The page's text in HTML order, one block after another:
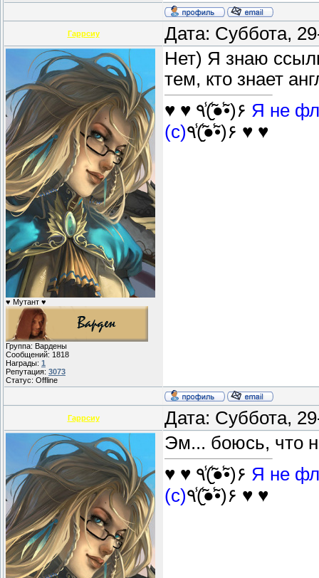
Гаррсиу Дата: Суббота,
♥ Мутант ♥
Группа: Вардены
Сообщений: 1818
Награды: 1
Репутация: 3073
Статус: Offline
Нет) Я знаю
тем, кто знает
♥ ♥ ٩(̾●̮̮̃̾•̃̾)۶ Я не
(с) ٩(̾●̮̮̃̾•̃̾)۶ ♥ ♥
Гаррсиу Дата: Суббота,
Эм... боюсь, что
♥ ♥ ٩(̾●̮̮̃̾•̃̾)۶ Я не
(с) ٩(̾●̮̮̃̾•̃̾)۶ ♥ ♥